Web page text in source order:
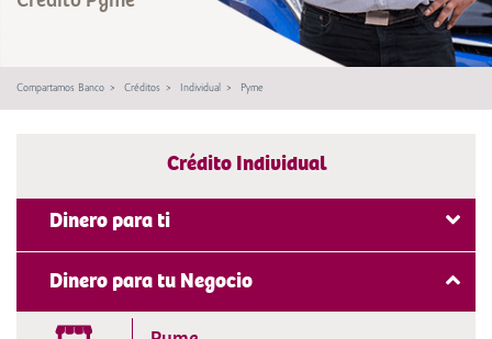
Compartamos Banco Créditos Individual Pyme
Crédito Individual
Dinero para ti
Efectivo
Dinero para tu Negocio